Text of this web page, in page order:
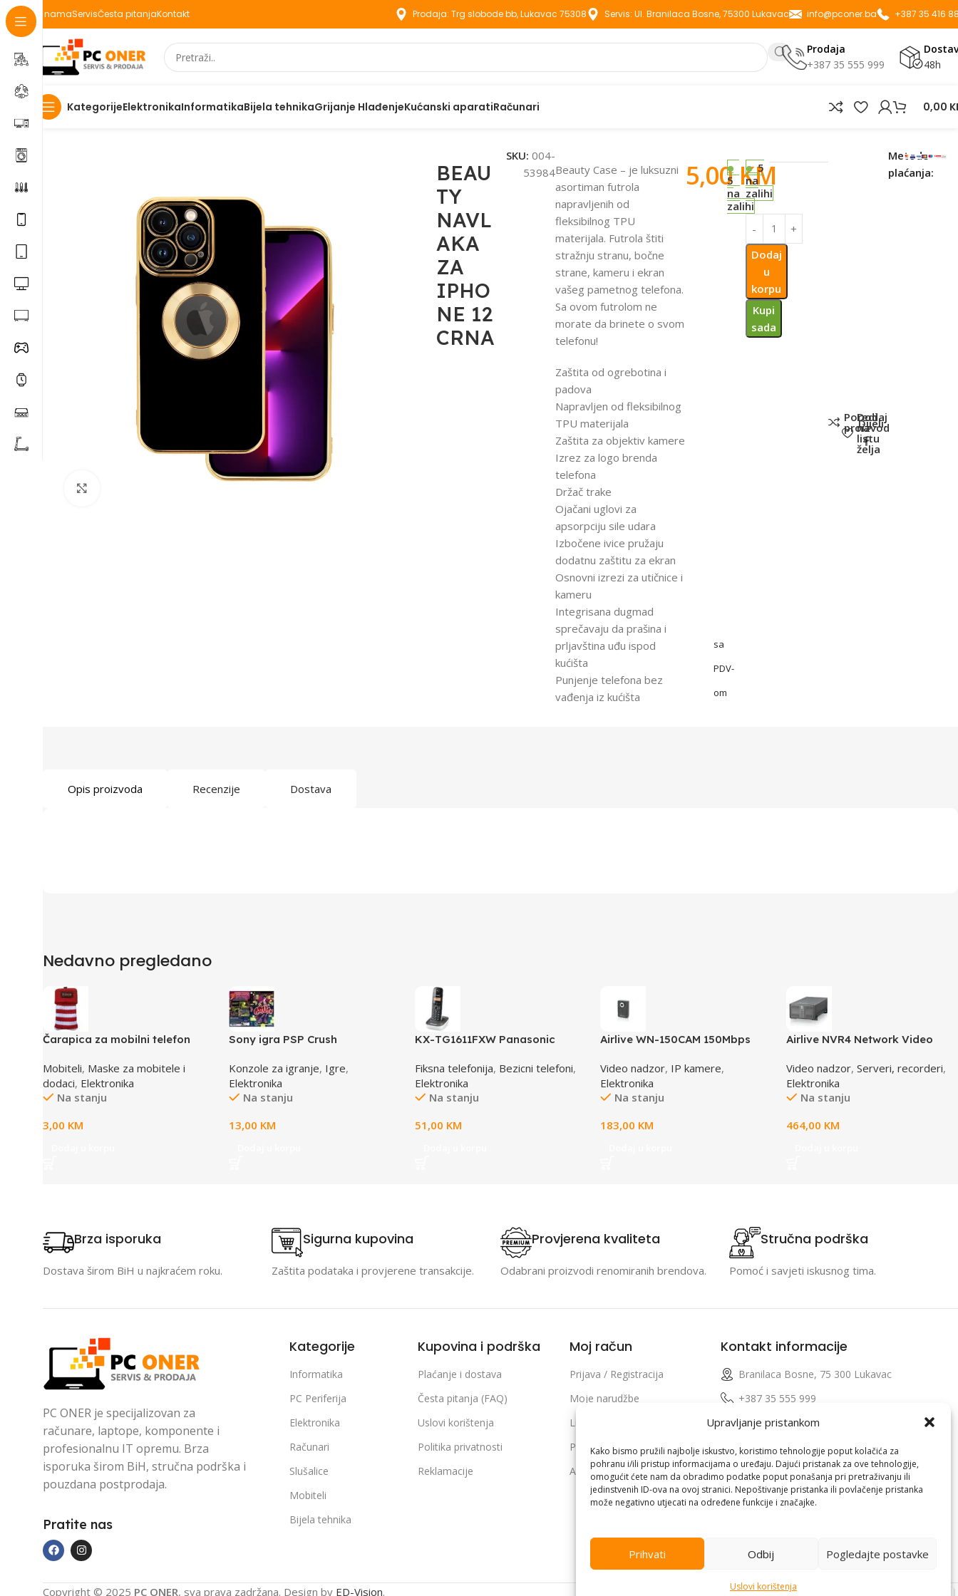
Upravljanje pristankom
Kako bismo pružili najbolje iskustvo, koristimo tehnologije poput kolačića za
pohranu i/ili pristup informacijama o uređaju. Dajući pristanak za ove tehnologije,
omogućit ćete nam da obradimo podatke poput ponašanja pri pretraživanju ili
jedinstvenih ID-ova na ovoj stranici. Nepoštivanje pristanka ili povlačenje pristanka
može negativno utjecati na određene funkcije i značajke.
Prihvati Odbij Pogledajte postavke
Uslovi korištenja
O namaServisČesta pitanjaKontakt Prodaja: Trg slobode bb, Lukavac 75308 Servis: Ul. Branilaca Bosne, 75300 Lukavac info@pconer.ba +387 35 416
Prodaja
+387 35 555 999
48h
KategorijeElektronikaInformatikaBijela tehnikaGrijanje HlađenjeKućanski aparatiRačunari 0,00
Početna
BEAU
TY
NAVL
AKA
ZA
IPHO
NE 12
CRNA
SKU:004-
53984Beauty Case – je luksuzni
asortiman futrola
napravljenih od
fleksibilnog TPU
materijala. Futrola štiti
stražnju stranu, bočne
strane, kameru i ekran
vašeg pametnog telefona.
Sa ovom futrolom ne
morate da brinete o svom
telefonu!
Zaštita od ogrebotina i
padova
Napravljen od fleksibilnog
TPU materijala
Zaštita za objektiv kamere
Izrez za logo brenda
telefona
Držač trake
Ojačani uglovi za
apsorpciju sile udara
Izbočene ivice pružaju
dodatnu zaštitu za ekran
Osnovni izrezi za utičnice i
kameru
Integrisana dugmad
sprečavaju da prašina i
prljavština uđu ispod
kućišta
Punjenje telefona bez
vađenja iz kućišta
5,00KM
sa
PDV-
om
5
na
zalihi
5
na
zalihi
Dodaj
u
korpu
Kupi
sada
Poredi
proizvod
Dodaj
na
listu
želja
Dijeli:
Metode
plaćanja:
Opis proizvoda Recenzije Dostava
Nedavno pregledano
Čarapica za mobilni telefon
65x100mm
Mobiteli, Maske za mobitele i
dodaci, Elektronika
Na stanju
3,00 KM
Sony igra PSP Crush
Konzole za igranje, Igre,
Elektronika
Na stanju
13,00 KM
KX-TG1611FXW Panasonic
Fiksna telefonija, Bezicni telefoni,
Elektronika
Na stanju
51,00 KM
Airlive WN-150CAM 150Mbps
Video nadzor, IP kamere,
Elektronika
Na stanju
183,00 KM
Airlive NVR4 Network Video
Video nadzor,Serveri, recorderi,
Elektronika
Na stanju
464,00 KM
Brza isporuka
Dostava širom BiH u najkraćem roku.
Sigurna kupovina
Zaštita podataka i provjerene transakcije.
Provjerena kvaliteta
Odabrani proizvodi renomiranih brendova.
Stručna podrška
Pomoć i savjeti iskusnog tima.
PC ONER je specijalizovan za
računare, laptope, komponente i
profesionalnu IT opremu. Brza
isporuka širom BiH, stručna podrška i
pouzdana postprodaja.
Pratite nas
Kategorije
Informatika
PC Periferija
Elektronika
Računari
Slušalice
Mobiteli
Bijela tehnika
Kupovina i podrška
Plaćanje i dostava
Česta pitanja (FAQ)
Uslovi korištenja
Politika privatnosti
Reklamacije
Moj račun
Prijava / Registracija
Moje narudžbe
Lista želja
Poređenje proizvoda
Adrese i podaci profila
Kontakt informacije
Branilaca Bosne, 75 300 Lukavac
+387 35 555 999
info@pconer.ba
ID: 4210115760008
PDV : 210115760008
Copyright © 2025 PC ONER, sva prava zadržana. Design by ED-Vision.